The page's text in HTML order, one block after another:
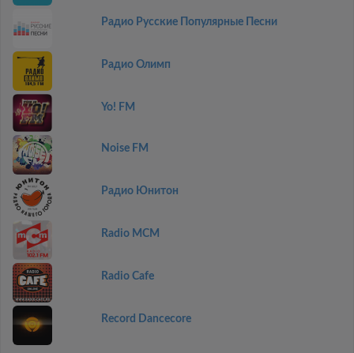
Радио Русские Популярные Песни
Радио Олимп
Yo! FM
Noise FM
Радио Юнитон
Radio MCM
Radio Cafe
Record Dancecore